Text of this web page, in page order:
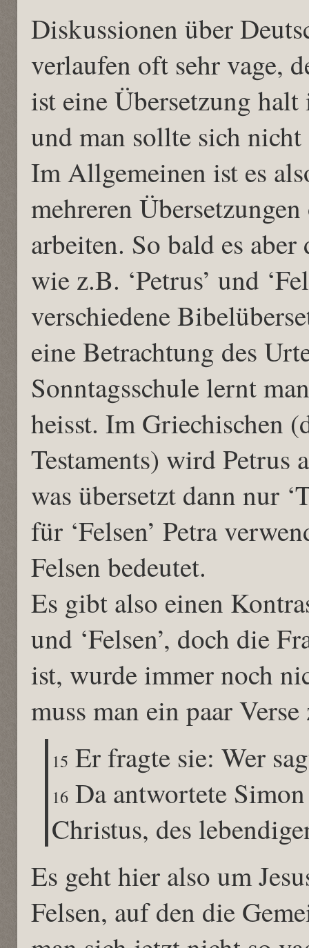
Diskussionen über
verlaufen oft sehr vage,
ist eine Übersetzung
und man sollte sich
Im Allgemeinen ist es
mehreren
arbeiten. So bald es
wie z.B. ‘Petrus’ und
verschiedene
eine Betrachtung des
Sonntagsschule lernt
heisst. Im Griechischen
Testaments) wird Petrus
was übersetzt dann nur
für ‘Felsen’ Petra
Felsen bedeutet.
Es gibt also einen
und ‘Felsen’, doch die
ist, wurde immer noch
muss man ein paar
15 Er fragte sie: Wer
16 Da antwortete
Christus, des
Es geht hier also um
Felsen, auf den die